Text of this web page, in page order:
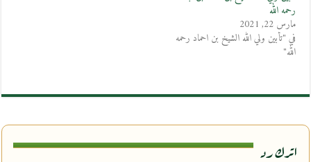
رحمه الله
مارس 22, 2021
في "تأبين ولي الله الشيخ بن احماد رحمه
الله"
اترك رد